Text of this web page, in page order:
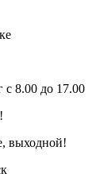
8.00 до 17.00
выходной!